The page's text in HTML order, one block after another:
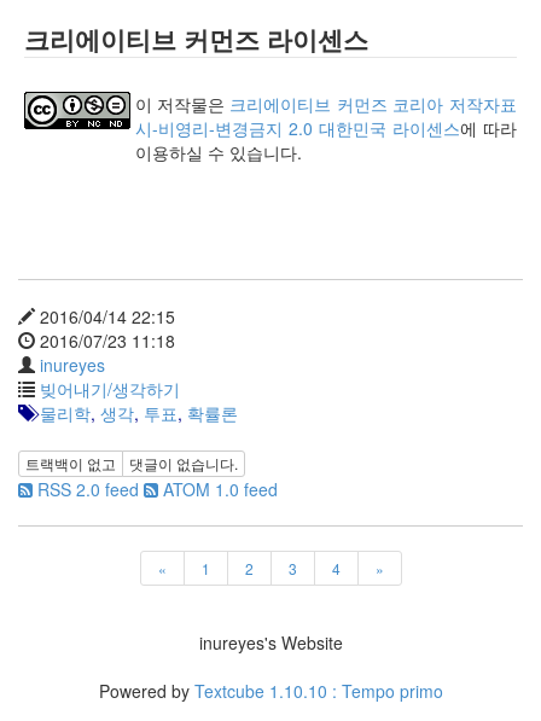
크리에이티브 커먼즈 라이센스
이 저작물은 크리에이티브 커먼즈 코리아 저작자표
시-비영리-변경금지 2.0 대한민국 라이센스에 따라
이용하실 수 있습니다.
2016/04/14 22:15
2016/07/23 11:18
inureyes
빚어내기/생각하기
물리학, 생각, 투표, 확률론
트랙백이 없고 댓글이 없습니다.
RSS 2.0 feed ATOM 1.0 feed
« 1 2 3 4 »
스
소
융
합
적
고
(2)
주
역,
프
톨
레
마
inureyes's Website
Powered by Textcube 1.10.10 : Tempo primo